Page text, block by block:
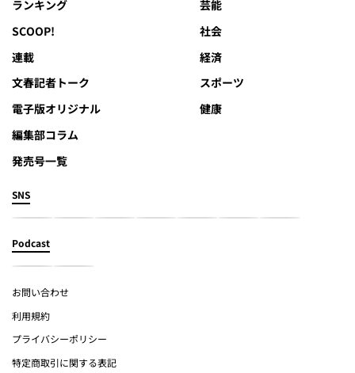
ランキング
SCOOP!
連載
文春記者トーク
電子版オリジナル
編集部コラム
発売号一覧
芸能
社会
経済
スポーツ
健康
SNS
Podcast
お問い合わせ
利用規約
プライバシーポリシー
特定商取引に関する表記